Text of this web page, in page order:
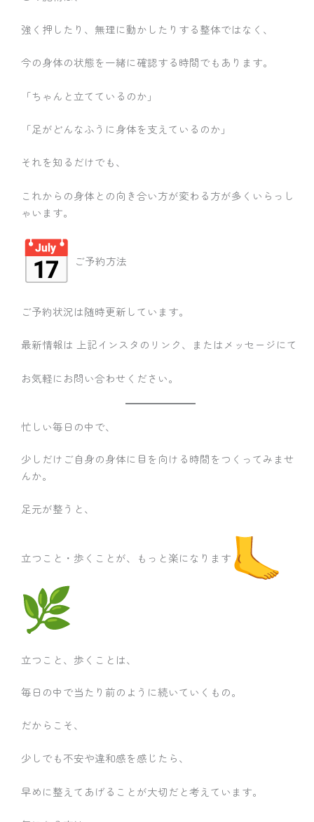
強く押したり、無理に動かしたりする整体ではなく、
今の身体の状態を一緒に確認する時間でもあります。
「ちゃんと立てているのか」
「足がどんなふうに身体を支えているのか」
それを知るだけでも、
これからの身体との向き合い方が変わる方が多くいらっし
ゃいます。
ご予約方法
ご予約状況は随時更新しています。
最新情報は 上記インスタのリンク、またはメッセージにて
お気軽にお問い合わせください。
忙しい毎日の中で、
少しだけご自身の身体に目を向ける時間をつくってみませ
んか。
足元が整うと、
立つこと・歩くことが、もっと楽になります
立つこと、歩くことは、
毎日の中で当たり前のように続いていくもの。
だからこそ、
少しでも不安や違和感を感じたら、
早めに整えてあげることが大切だと考えています。